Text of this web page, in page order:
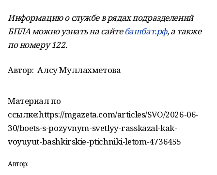
Информацию о службе в рядах подразделений
БПЛА можно узнать на сайтебашбат.рф, а также
по номеру 122.
Автор: Алсу Муллахметова
Материал по
ссылке:https://mgazeta.com/articles/SVO/2026-06-
30/boets-s-pozyvnym-svetlyy-rasskazal-kak-
voyuyut-bashkirskie-ptichniki-letom-4736455
Автор: